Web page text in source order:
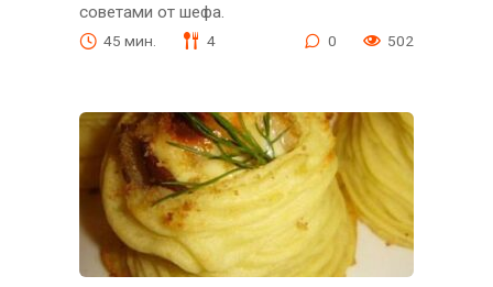
советами от шефа.
45 мин. 4 0 502